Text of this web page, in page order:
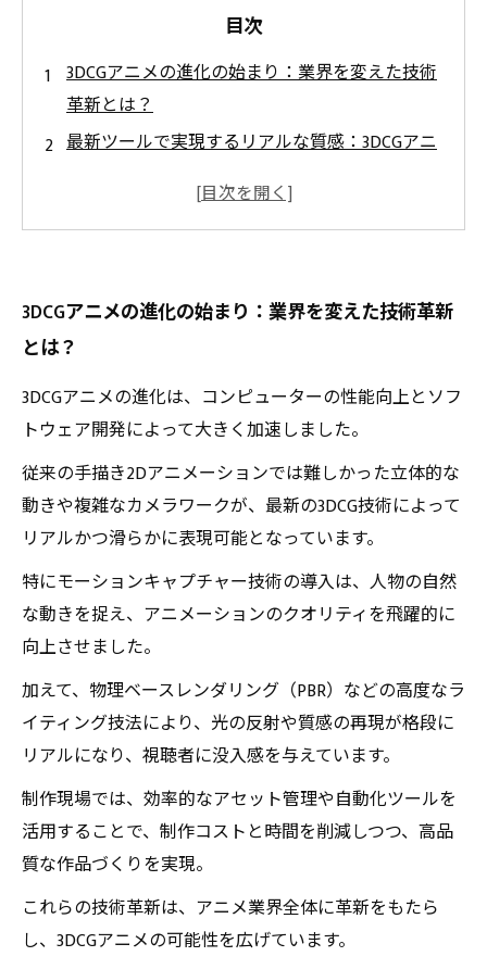
目次
3DCGアニメの進化の始まり：業界を変えた技術
革新とは？
最新ツールで実現するリアルな質感：3DCGアニ
立体的な動きを極める！3DCGアニメーションの
ディな現場の実態
未来を創る3DCGアニメ技術の可能性：クリエイ
ターが注目する理由
初心者でもわかる！3DCGアニメ制作の基礎と現
3DCGアニメ技術の深層解説：最新トレンドから
制作秘話まで
3DCGアニメの進化の始まり：業界を変えた技術革新
とは？
3DCGアニメの進化は、コンピューターの性能向上とソフ
トウェア開発によって大きく加速しました。
従来の手描き2Dアニメーションでは難しかった立体的な
動きや複雑なカメラワークが、最新の3DCG技術によって
リアルかつ滑らかに表現可能となっています。
特にモーションキャプチャー技術の導入は、人物の自然
な動きを捉え、アニメーションのクオリティを飛躍的に
向上させました。
加えて、物理ベースレンダリング（PBR）などの高度なラ
イティング技法により、光の反射や質感の再現が格段に
リアルになり、視聴者に没入感を与えています。
制作現場では、効率的なアセット管理や自動化ツールを
活用することで、制作コストと時間を削減しつつ、高品
質な作品づくりを実現。
これらの技術革新は、アニメ業界全体に革新をもたら
し、3DCGアニメの可能性を広げています。